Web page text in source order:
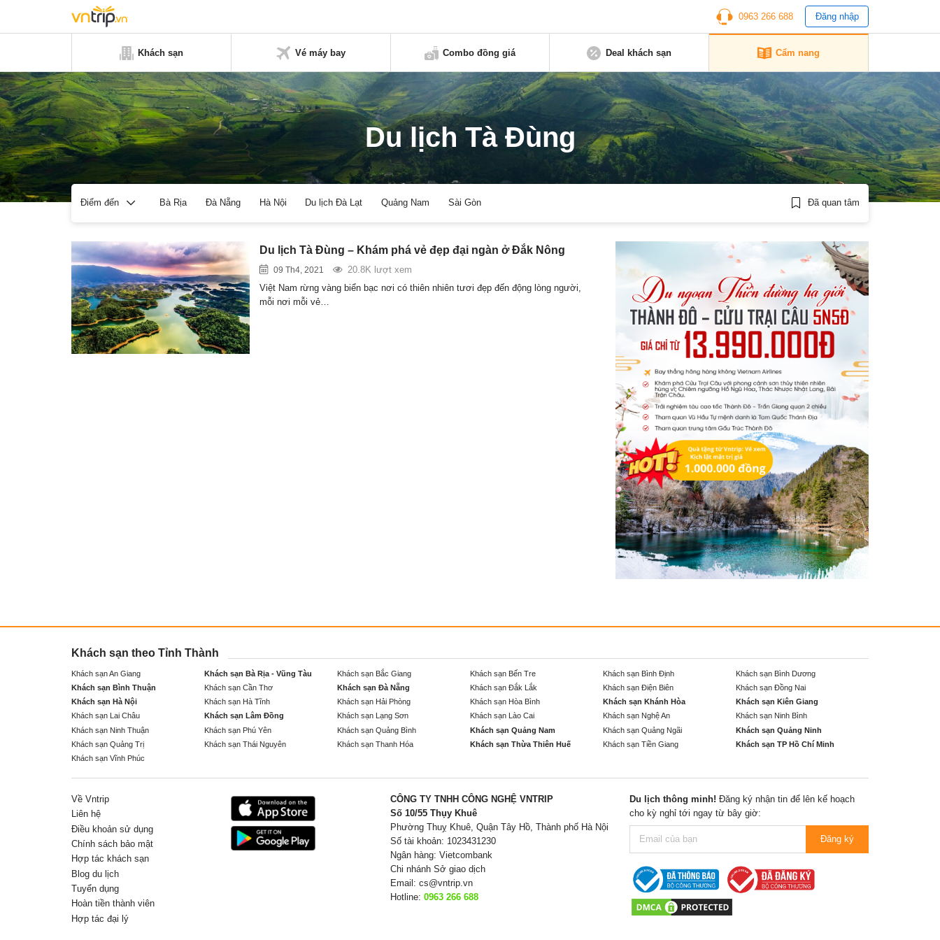
0963 266 688 Đăng nhập
Khách sạn Vé máy bay Combo đồng giá Deal khách sạn Cẩm nang
Du lịch Tà Đùng
Điểm đến Bà Rịa Đà Nẵng Hà Nội Du lịch Đà Lạt Quảng Nam Sài Gòn Đã quan tâm
Du lịch Tà Đùng – Khám phá vẻ đẹp đại ngàn ở Đắk Nông
09 Th4, 2021
20.8K lượt xem
Việt Nam rừng vàng biển bạc nơi có thiên nhiên tươi đẹp đến động lòng người,
mỗi nơi mỗi vẻ…
Khách sạn theo Tỉnh Thành
Khách sạn An Giang Khách sạn Bà Rịa - Vũng Tàu Khách sạn Bắc Giang Khách sạn Bến Tre Khách sạn Bình Định
Khách sạn Bình Dương
Khách sạn Bình Thuận
Khách sạn Cần Thơ Khách sạn Đà Nẵng Khách sạn Đắk Lắk Khách sạn Điện Biên
Khách sạn Đồng Nai
Khách sạn Hà Nội
Khách sạn Hà Tĩnh Khách sạn Hải Phòng Khách sạn Hòa Bình Khách sạn Khánh Hòa
Khách sạn Kiên Giang
Khách sạn Lai Châu
Khách sạn Lâm Đồng Khách sạn Lạng Sơn Khách sạn Lào Cai Khách sạn Nghệ An
Khách sạn Ninh Bình
Khách sạn Ninh Thuận
Khách sạn Phú Yên Khách sạn Quảng Bình Khách sạn Quảng Nam Khách sạn Quảng Ngãi
Khách sạn Quảng Ninh
Khách sạn Quảng Trị
Khách sạn Thái Nguyên Khách sạn Thanh Hóa Khách sạn Thừa Thiên Huế Khách sạn Tiền Giang
Khách sạn TP Hồ Chí Minh
Khách sạn Vĩnh Phúc
Về Vntrip
Liên hệ
Điều khoản sử dụng
Chính sách bảo mật
Hợp tác khách sạn
Blog du lịch
Tuyển dụng
Hoàn tiền thành viên
Hợp tác đại lý
CÔNG TY TNHH CÔNG NGHỆ VNTRIP
Số 10/55 Thụy Khuê
Phường Thuỵ Khuê, Quận Tây Hồ, Thành phố Hà Nội
Số tài khoản: 1023431230
Ngân hàng: Vietcombank
Chi nhánh Sở giao dịch
Email: cs@vntrip.vn
Hotline: 0963 266 688
Du lịch thông minh! Đăng ký nhận tin để lên kế hoạch
cho kỳ nghỉ tới ngay từ bây giờ:
Đăng ký